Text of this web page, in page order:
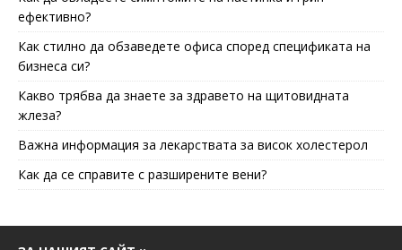
ефективно?
Как стилно да обзаведете офиса според спецификата на
бизнеса си?
Какво трябва да знаете за здравето на щитовидната
жлеза?
Важна информация за лекарствата за висок холестерол
Как да се справите с разширените вени?